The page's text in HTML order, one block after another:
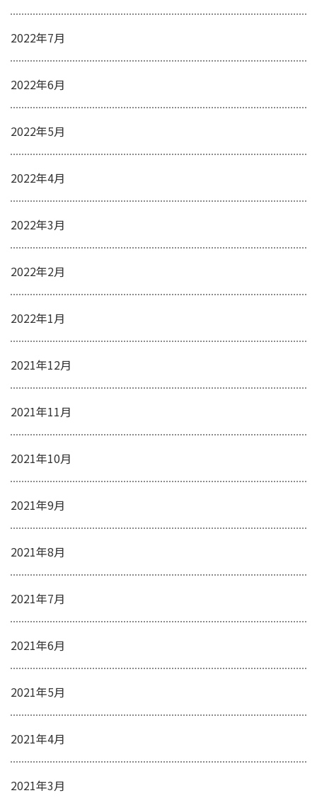
2022年7月
2022年6月
2022年5月
2022年4月
2022年3月
2022年2月
2022年1月
2021年12月
2021年11月
2021年10月
2021年9月
2021年8月
2021年7月
2021年6月
2021年5月
2021年4月
2021年3月